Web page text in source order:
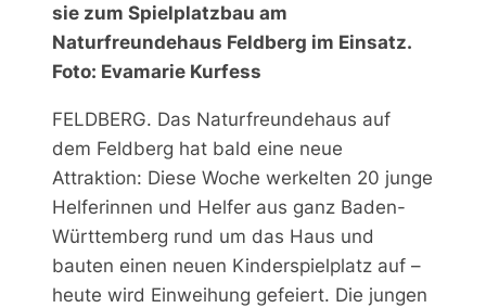
sie zum Spielplatzbau am
Naturfreundehaus Feldberg im Einsatz.
Foto: Evamarie Kurfess
FELDBERG. Das Naturfreundehaus auf
dem Feldberg hat bald eine neue
Attraktion: Diese Woche werkelten 20 junge
Helferinnen und Helfer aus ganz Baden-
Württemberg rund um das Haus und
bauten einen neuen Kinderspielplatz auf –
heute wird Einweihung gefeiert. Die jungen